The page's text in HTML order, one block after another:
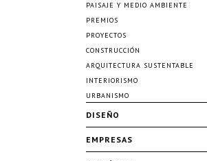
PAISAJE Y MEDIO AMBIENTE
PREMIOS
PROYECTOS
CONSTRUCCIÓN
ARQUITECTURA SUSTENTABLE
INTERIORISMO
URBANISMO
DISEÑO
EMPRESAS